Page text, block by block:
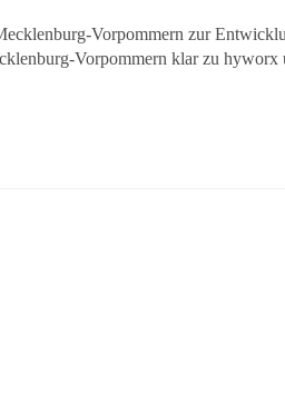
Vorpommern zur
Vorpommern klar zu